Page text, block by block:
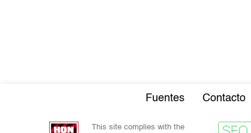
Fuentes Contacto
This site complies with the